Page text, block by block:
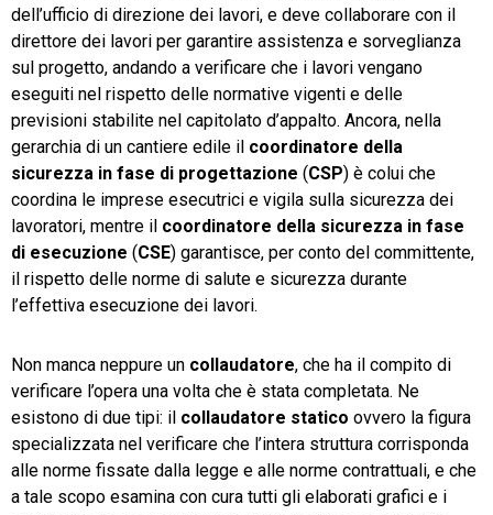
dell’ufficio di direzione dei lavori, e deve collaborare con il
direttore dei lavori per garantire assistenza e sorveglianza
sul progetto, andando a verificare che i lavori vengano
eseguiti nel rispetto delle normative vigenti e delle
previsioni stabilite nel capitolato d’appalto. Ancora, nella
gerarchia di un cantiere edile il coordinatore della
sicurezza in fase di progettazione (CSP) è colui che
coordina le imprese esecutrici e vigila sulla sicurezza dei
lavoratori, mentre il coordinatore della sicurezza in fase
di esecuzione (CSE) garantisce, per conto del committente,
il rispetto delle norme di salute e sicurezza durante
l’effettiva esecuzione dei lavori.
Non manca neppure un collaudatore, che ha il compito di
verificare l’opera una volta che è stata completata. Ne
esistono di due tipi: il collaudatore statico ovvero la figura
specializzata nel verificare che l’intera struttura corrisponda
alle norme fissate dalla legge e alle norme contrattuali, e che
a tale scopo esamina con cura tutti gli elaborati grafici e i